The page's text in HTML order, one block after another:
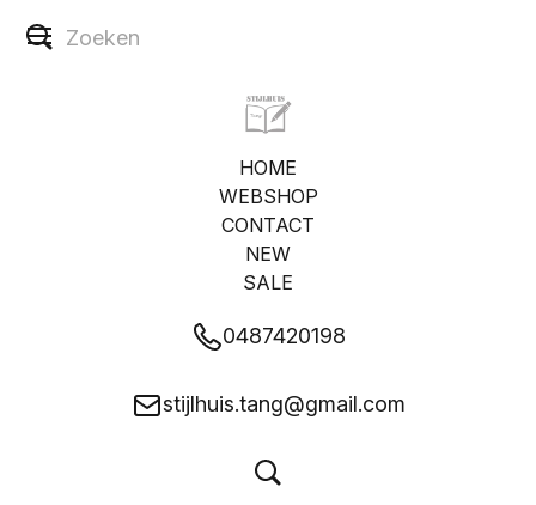
HOME
WEBSHOP
CONTACT
NEW
SALE
0487420198
stijlhuis.tang@gmail.com